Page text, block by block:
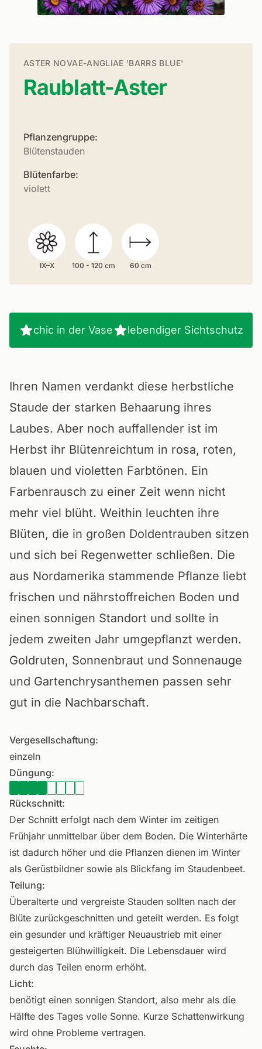
ASTER NOVAE-ANGLIAE 'BARRS BLUE'
Raublatt-Aster
Pflanzengruppe:
Blütenstauden
Blütenfarbe:
violett
IX–X 100 - 120 cm 60 cm
chic in der Vase lebendiger Sichtschutz
Ihren Namen verdankt diese herbstliche
Staude der starken Behaarung ihres
Laubes. Aber noch auffallender ist im
Herbst ihr Blütenreichtum in rosa, roten,
blauen und violetten Farbtönen. Ein
Farbenrausch zu einer Zeit wenn nicht
mehr viel blüht. Weithin leuchten ihre
Blüten, die in großen Doldentrauben sitzen
und sich bei Regenwetter schließen. Die
aus Nordamerika stammende Pflanze liebt
frischen und nährstoffreichen Boden und
einen sonnigen Standort und sollte in
jedem zweiten Jahr umgepflanzt werden.
Goldruten, Sonnenbraut und Sonnenauge
und Gartenchrysanthemen passen sehr
gut in die Nachbarschaft.
Vergesellschaftung:
einzeln
Düngung:
Rückschnitt:
Der Schnitt erfolgt nach dem Winter im zeitigen
Frühjahr unmittelbar über dem Boden. Die Winterhärte
ist dadurch höher und die Pflanzen dienen im Winter
als Gerüstbildner sowie als Blickfang im Staudenbeet.
Teilung:
Überalterte und vergreiste Stauden sollten nach der
Blüte zurückgeschnitten und geteilt werden. Es folgt
ein gesunder und kräftiger Neuaustrieb mit einer
gesteigerten Blühwilligkeit. Die Lebensdauer wird
durch das Teilen enorm erhöht.
Licht:
benötigt einen sonnigen Standort, also mehr als die
Hälfte des Tages volle Sonne. Kurze Schattenwirkung
wird ohne Probleme vertragen.